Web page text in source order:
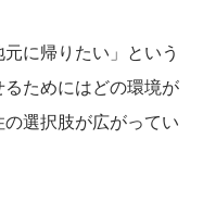
に帰りたい」という
ためにはどの環境が
選択肢が広がってい